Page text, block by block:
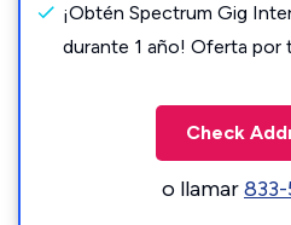
¡Obtén Spectrum Gig
durante 1 año! Oferta por
Check
o llamar